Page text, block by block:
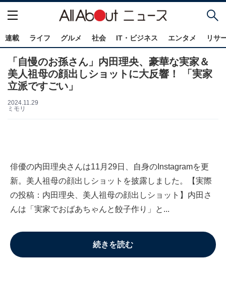
連載 ライフ グルメ 社会 IT・ビジネス エンタメ リサ
「自慢のお孫さん」内田理央、豪華な実家＆
美人祖母の顔出しショットに大反響！ 「実家
立派ですごい」
2024.11.29
ミモリ
俳優の内田理央さんは11月29日、自身のInstagramを更
新。美人祖母の顔出しショットを披露しました。【実際
の投稿：内田理央、美人祖母の顔出しショット】内田さ
んは「実家でおばあちゃんと餃子作り」と...
続きを読む